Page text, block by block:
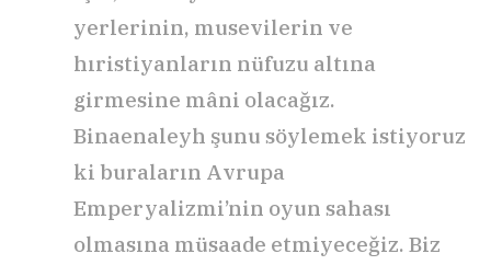
yerlerinin, musevilerin ve
hıristiyanların nüfuzu altına
girmesine mâni olacağız.
Binaenaleyh şunu söylemek istiyoruz
ki buraların Avrupa
Emperyalizmi’nin oyun sahası
olmasına müsaade etmiyeceğiz. Biz